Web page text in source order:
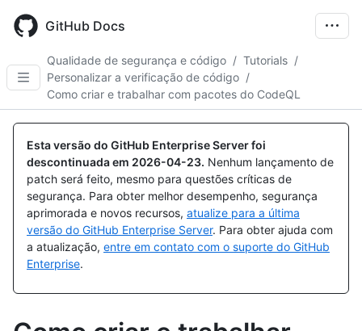
main
GitHub Docs
Qualidade de segurança e código / Tutorials /
Personalizar a verificação de código /
Como criar e trabalhar com pacotes do CodeQL
Esta versão do GitHub Enterprise Server foi
descontinuada em 2026-04-23. Nenhum lançamento de
patch será feito, mesmo para questões críticas de
segurança. Para obter melhor desempenho, segurança
aprimorada e novos recursos, atualize para a última
versão do GitHub Enterprise Server. Para obter ajuda com
a atualização, entre em contato com o suporte do GitHub
Enterprise.